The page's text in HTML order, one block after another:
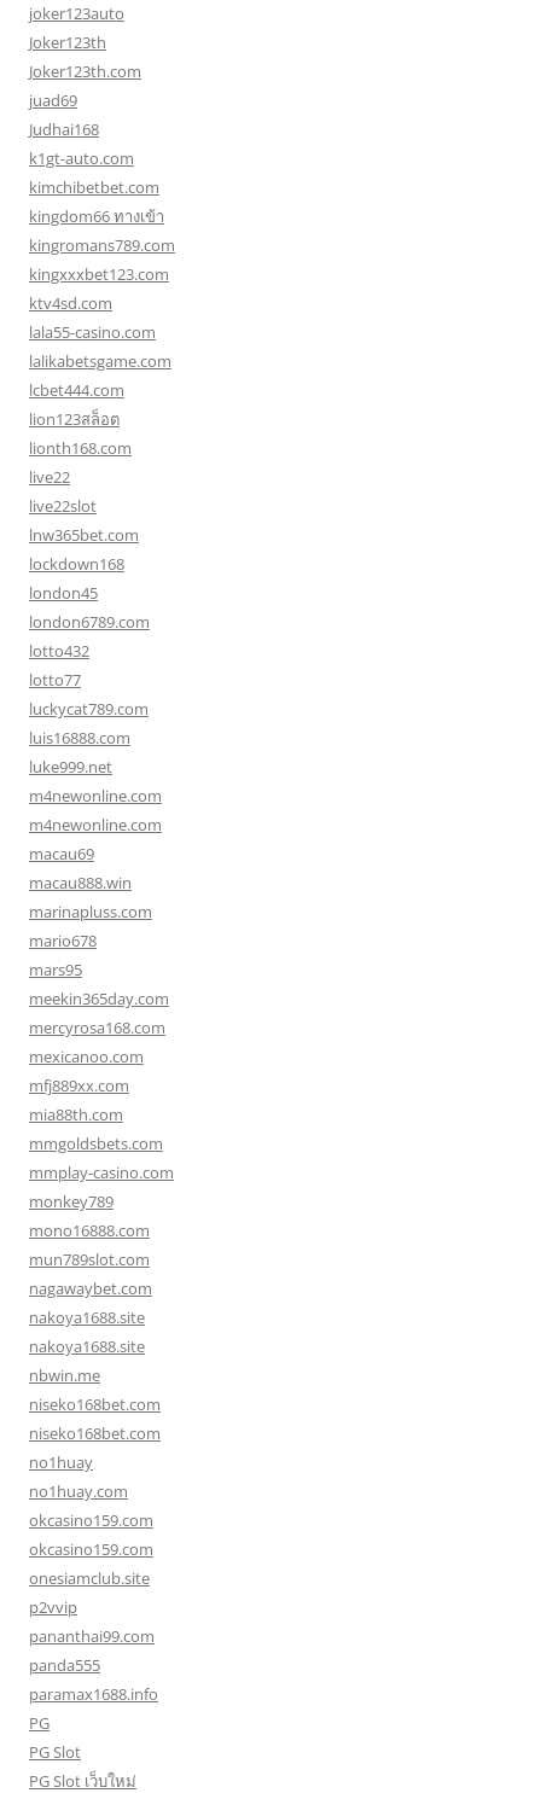
joker123auto
Joker123th
Joker123th.com
juad69
Judhai168
k1gt-auto.com
kimchibetbet.com
kingdom66 ทางเข้า
kingromans789.com
kingxxxbet123.com
ktv4sd.com
lala55-casino.com
lalikabetsgame.com
lcbet444.com
lion123สล็อต
lionth168.com
live22
live22slot
lnw365bet.com
lockdown168
london45
london6789.com
lotto432
lotto77
luckycat789.com
luis16888.com
luke999.net
m4newonline.com
m4newonline.com
macau69
macau888.win
marinapluss.com
mario678
mars95
meekin365day.com
mercyrosa168.com
mexicanoo.com
mfj889xx.com
mia88th.com
mmgoldsbets.com
mmplay-casino.com
monkey789
mono16888.com
mun789slot.com
nagawaybet.com
nakoya1688.site
nakoya1688.site
nbwin.me
niseko168bet.com
niseko168bet.com
no1huay
no1huay.com
okcasino159.com
okcasino159.com
onesiamclub.site
p2vvip
pananthai99.com
panda555
paramax1688.info
PG
PG Slot
PG Slot เว็บใหม่